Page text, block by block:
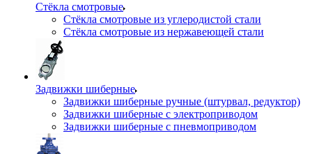
Стёкла смотровые
Стёкла смотровые из углеродистой стали
Стёкла смотровые из нержавеющей стали
Задвижки шиберные
Задвижки шиберные ручные (штурвал, редуктор)
Задвижки шиберные с электроприводом
Задвижки шиберные с пневмоприводом